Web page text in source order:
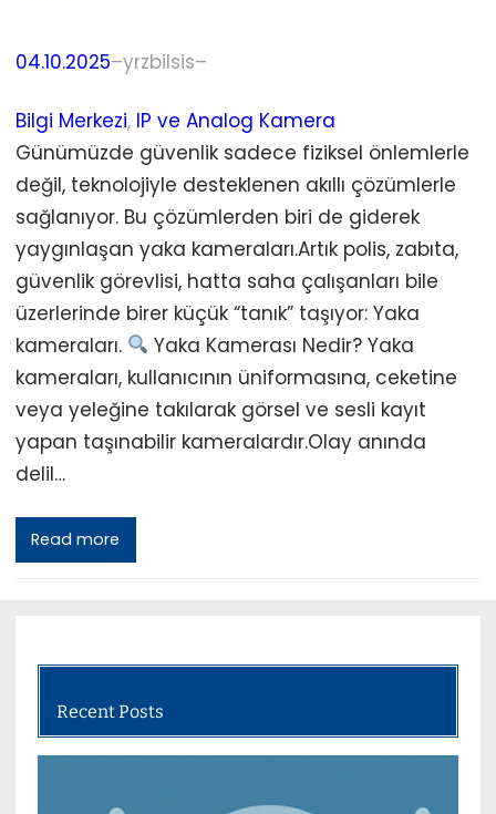
04.10.2025–yrzbilsis–
Bilgi Merkezi, IP ve Analog Kamera
Günümüzde güvenlik sadece fiziksel önlemlerle
değil, teknolojiyle desteklenen akıllı çözümlerle
sağlanıyor. Bu çözümlerden biri de giderek
yaygınlaşan yaka kameraları.Artık polis, zabıta,
güvenlik görevlisi, hatta saha çalışanları bile
üzerlerinde birer küçük “tanık” taşıyor: Yaka
kameraları.
Yaka Kamerası Nedir? Yaka
kameraları, kullanıcının üniformasına, ceketine
veya yeleğine takılarak görsel ve sesli kayıt
yapan taşınabilir kameralardır.Olay anında
delil…
Read more
Recent Posts